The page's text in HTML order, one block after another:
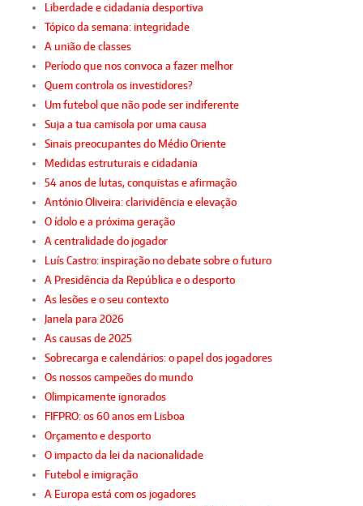
Liberdade e cidadania desportiva
Tópico da semana: integridade
A união de classes
Período que nos convoca a fazer melhor
Quem controla os investidores?
Um futebol que não pode ser indiferente
Suja a tua camisola por uma causa
Sinais preocupantes do Médio Oriente
Medidas estruturais e cidadania
54 anos de lutas, conquistas e afirmação
António Oliveira: clarividência e elevação
O ídolo e a próxima geração
A centralidade do jogador
Luís Castro: inspiração no debate sobre o futuro
A Presidência da República e o desporto
As lesões e o seu contexto
Janela para 2026
As causas de 2025
Sobrecarga e calendários: o papel dos jogadores
Os nossos campeões do mundo
Olimpicamente ignorados
FIFPRO: os 60 anos em Lisboa
Orçamento e desporto
O impacto da lei da nacionalidade
Futebol e imigração
A Europa está com os jogadores